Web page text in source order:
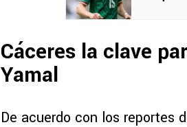
Cáceres la clave
Yamal
De acuerdo con los reportes